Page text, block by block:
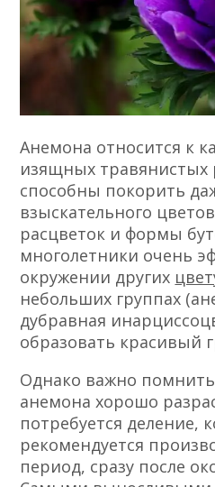
Анемона относится к
изящных травянистых
способны покорить
взыскательного
расцветок и формы
многолетники очень
окружении других
небольших группах
дубравная
образовать красивый
Однако важно
анемона хорошо
потребуется деление,
рекомендуется
период, сразу после